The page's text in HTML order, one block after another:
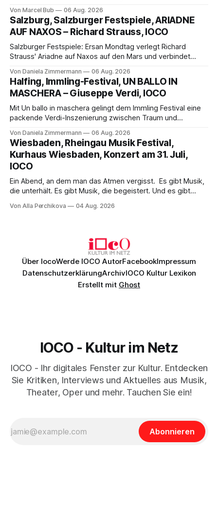
eine bildgewaltige Inszenierung, Maxime Pascal entfaltet
die komplexe Partitur eindrucksvoll, Philippe Sly berührt als
Franziskus.
Von Marcel Bub 06 Aug. 2026
Salzburg, Salzburger Festspiele, ARIADNE
AUF NAXOS – Richard Strauss, IOCO
Salzburger Festspiele: Ersan Mondtag verlegt Richard
Strauss' Ariadne auf Naxos auf den Mars und verbindet
Aufführung mit starken Solisten und den Wiener
Philharmonikern, szenisch bleibt der zweite Akt jedoch
hinter den Erwartungen zurück.
Von Daniela Zimmermann 06 Aug. 2026
Halfing, Immling-Festival, UN BALLO IN
MASCHERA – Giuseppe Verdi, IOCO
Mit Un ballo in maschera gelingt dem Immling Festival eine
packende Verdi-Inszenierung zwischen Traum und
psychologische Tiefe mit starken Bildern, getragen von
einem spielfreudigen Ensemble und einer musikalisch
überzeugenden Gesamtleistung.
Von Daniela Zimmermann 06 Aug. 2026
Wiesbaden, Rheingau Musik Festival,
Kurhaus Wiesbaden, Konzert am 31. Juli,
IOCO
Ein Abend, an dem man das Atmen vergisst. Es gibt Musik,
die unterhält. Es gibt Musik, die begeistert. Und es gibt
Genau so war der Abend im Kurhaus Wiesbaden, an dem
Von Alla Perchikova 04 Aug. 2026
Über IocoWerde IOCO AutorFacebookImpressum
DatenschutzerklärungArchivIOCO Kultur Lexikon
Erstellt mit Ghost
IOCO - Kultur im Netz
IOCO - Ihr digitales Fenster zur Kultur. Entdecken
Sie Kritiken, Interviews und Aktuelles aus Musik,
Theater, Oper und mehr. Tauchen Sie ein!
Abonnieren